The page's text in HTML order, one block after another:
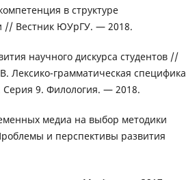
в структуре
// Вестник ЮУрГУ. — 2018.
научного дискурса студентов //
Лексико-грамматическая специфика
9. Филология. — 2018.
медиа на выбор методики
и перспективы развития